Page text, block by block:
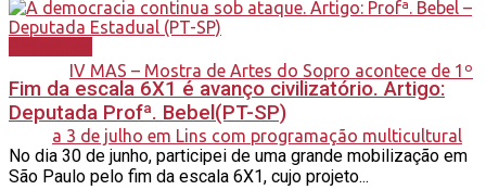
Fim da escala 6X1 é avanço civilizatório. Artigo:
Deputada Profª. Bebel(PT-SP)
No dia 30 de junho, participei de uma grande mobilização em
São Paulo pelo fim da escala 6X1, cujo projeto...